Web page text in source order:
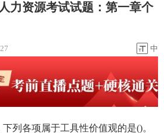
力资源考试试题：第一章个
中
列各项属于工具性价值观的是()。